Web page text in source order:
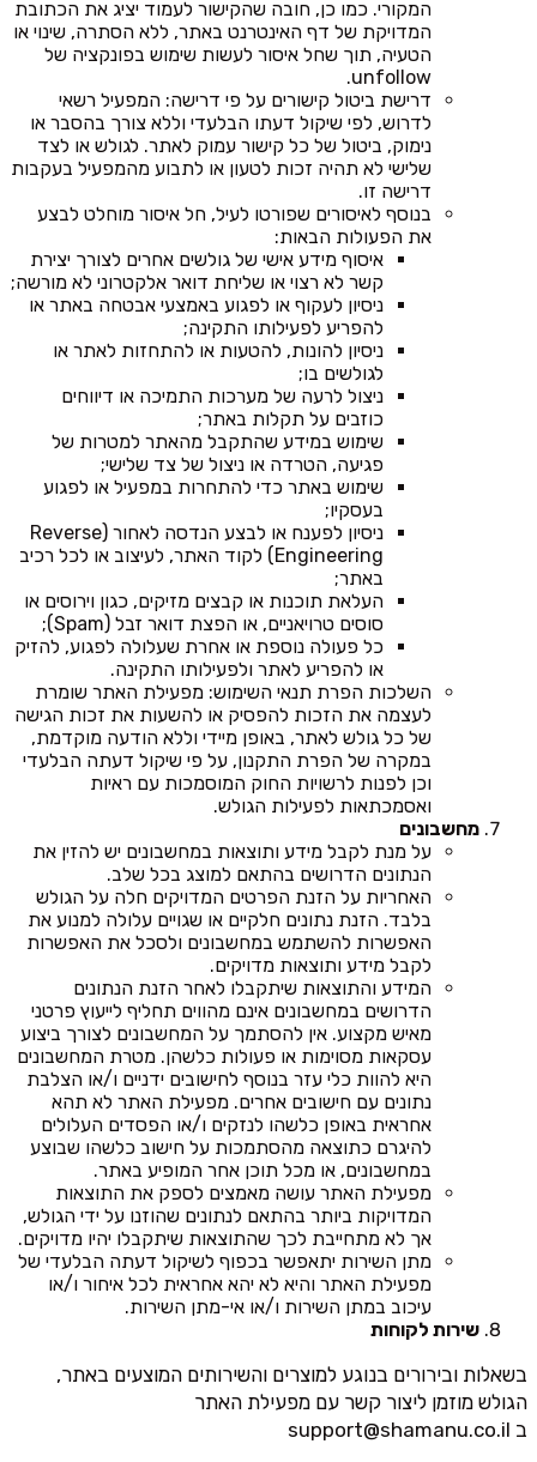
המקורי. כמו כן, חובה שהקישור לעמוד יציג את הכתובת
המדויקת של דף האינטרנט באתר, ללא הסתרה, שינוי או
הטעיה, תוך שחל איסור לעשות שימוש בפונקציה של
unfollow.
דרישת ביטול קישורים על פי דרישה: המפעיל רשאי
לדרוש, לפי שיקול דעתו הבלעדי וללא צורך בהסבר או
נימוק, ביטול של כל קישור עמוק לאתר. לגולש או לצד
שלישי לא תהיה זכות לטעון או לתבוע מהמפעיל בעקבות
דרישה זו.
בנוסף לאיסורים שפורטו לעיל, חל איסור מוחלט לבצע
את הפעולות הבאות:
איסוף מידע אישי של גולשים אחרים לצורך יצירת
קשר לא רצוי או שליחת דואר אלקטרוני לא מורשה;
ניסיון לעקוף או לפגוע באמצעי אבטחה באתר או
להפריע לפעילותו התקינה;
ניסיון להונות, להטעות או להתחזות לאתר או
לגולשים בו;
ניצול לרעה של מערכות התמיכה או דיווחים
כוזבים על תקלות באתר;
שימוש במידע שהתקבל מהאתר למטרות של
פגיעה, הטרדה או ניצול של צד שלישי;
שימוש באתר כדי להתחרות במפעיל או לפגוע
בעסקיו;
ניסיון לפענח או לבצע הנדסה לאחור (Reverse
Engineering) לקוד האתר, לעיצוב או לכל רכיב
באתר;
העלאת תוכנות או קבצים מזיקים, כגון וירוסים או
סוסים טרויאניים, או הפצת דואר זבל (Spam);
כל פעולה נוספת או אחרת שעלולה לפגוע, להזיק
או להפריע לאתר ולפעילותו התקינה.
השלכות הפרת תנאי השימוש: מפעילת האתר שומרת
לעצמה את הזכות להפסיק או להשעות את זכות הגישה
של כל גולש לאתר, באופן מיידי וללא הודעה מוקדמת,
במקרה של הפרת התקנון, על פי שיקול דעתה הבלעדי
וכן לפנות לרשויות החוק המוסמכות עם ראיות
ואסמכתאות לפעילות הגולש.
מחשבונים
על מנת לקבל מידע ותוצאות במחשבונים יש להזין את
הנתונים הדרושים בהתאם למוצג בכל שלב.
האחריות על הזנת הפרטים המדויקים חלה על הגולש
בלבד. הזנת נתונים חלקיים או שגויים עלולה למנוע את
האפשרות להשתמש במחשבונים ולסכל את האפשרות
לקבל מידע ותוצאות מדויקים.
המידע והתוצאות שיתקבלו לאחר הזנת הנתונים
הדרושים במחשבונים אינם מהווים תחליף לייעוץ פרטני
מאיש מקצוע. אין להסתמך על המחשבונים לצורך ביצוע
עסקאות מסוימות או פעולות כלשהן. מטרת המחשבונים
היא להוות כלי עזר בנוסף לחישובים ידניים ו/או הצלבת
נתונים עם חישובים אחרים. מפעילת האתר לא תהא
אחראית באופן כלשהו לנזקים ו/או הפסדים העלולים
להיגרם כתוצאה מהסתמכות על חישוב כלשהו שבוצע
במחשבונים, או מכל תוכן אחר המופיע באתר.
מפעילת האתר עושה מאמצים לספק את התוצאות
המדויקות ביותר בהתאם לנתונים שהוזנו על ידי הגולש,
אך לא מתחייבת לכך שהתוצאות שיתקבלו יהיו מדויקים.
מתן השירות יתאפשר בכפוף לשיקול דעתה הבלעדי של
מפעילת האתר והיא לא יהא אחראית לכל איחור ו/או
עיכוב במתן השירות ו/או אי-מתן השירות.
שירות לקוחות
בשאלות ובירורים בנוגע למוצרים והשירותים המוצעים באתר,
הגולש מוזמן ליצור קשר עם מפעילת האתר
ב support@shamanu.co.il